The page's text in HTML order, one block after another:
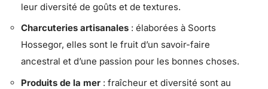
leur diversité de goûts et de textures.
Charcuteries artisanales : élaborées à Soorts
Hossegor, elles sont le fruit d’un savoir-faire
ancestral et d’une passion pour les bonnes choses.
Produits de la mer : fraîcheur et diversité sont au